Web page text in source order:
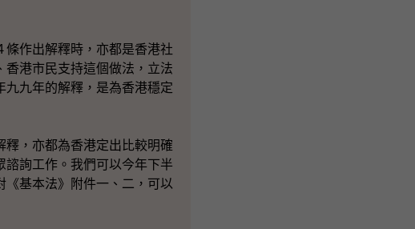
作出解釋時，亦都是香港社
港市民支持這個做法，立法
九年的解釋，是為香港穩定
，亦都為香港定出比較明確
詢工作。我們可以今年下半
基本法》附件一、二，可以